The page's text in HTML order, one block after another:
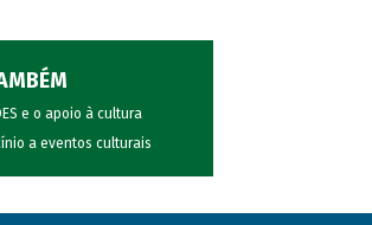
e o apoio à cultura
a eventos culturais